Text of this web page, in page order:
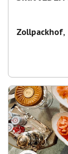
Zollpackhof,